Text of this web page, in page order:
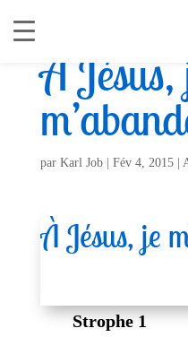
À Jésus,
par Karl Job| Fév 4, 2015|
À Jésus, je
Strophe 1